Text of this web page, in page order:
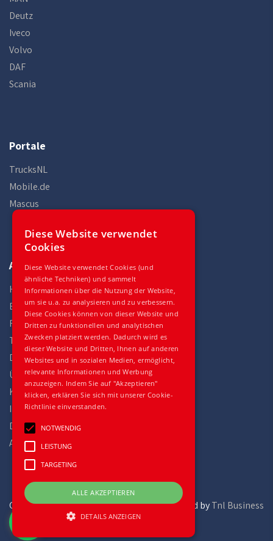
Deutz
Iveco
Volvo
DAF
Scania
Portale
TrucksNL
Mobile.de
Mascus
Auto Gilles
Home
Bestand
Fahrzeuge
Teile
Dienstleistungen
Über uns
Kontakt
Impressum
Datenschutz
Allgemeine Geschäftsbedingungen
Gilles Trucks and Parts powered byTnl Business
Diese Website verwendet
Cookies
Diese Website verwendet Cookies (und
ähnliche Techniken) und sammelt
Informationen über die Nutzung der Website,
um sie u.a. zu analysieren und zu verbessern.
Diese Cookies können von dieser Website und
Dritten zu funktionellen und analytischen
Zwecken platziert werden. Dadurch wird es
dieser Website und Dritten, Ihnen auf anderen
Websites und in sozialen Medien, ermöglicht,
relevante Informationen und Werbung
anzuzeigen. Indem Sie auf "Akzeptieren"
klicken, erklären Sie sich mit unserer Cookie-
Richtlinie einverstanden.
NOTWENDIG
LEISTUNG
TARGETING
ALLE AKZEPTIEREN
DETAILS ANZEIGEN